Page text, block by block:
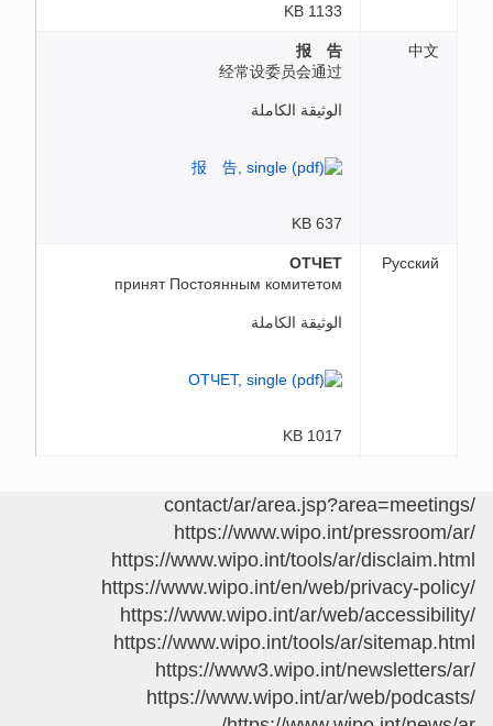
1133 KB
中文
报 告
经常设委员会通过
الوثيقة الكاملة
637 KB
Русский
ОТЧЕТ
принят Постоянным комитетом
الوثيقة الكاملة
1017 KB
/contact/ar/area.jsp?area=meetings
https://www.wipo.int/pressroom/ar/
https://www.wipo.int/tools/ar/disclaim.html
https://www.wipo.int/en/web/privacy-policy/
https://www.wipo.int/ar/web/accessibility/
https://www.wipo.int/tools/ar/sitemap.html
https://www3.wipo.int/newsletters/ar/
https://www.wipo.int/ar/web/podcasts/